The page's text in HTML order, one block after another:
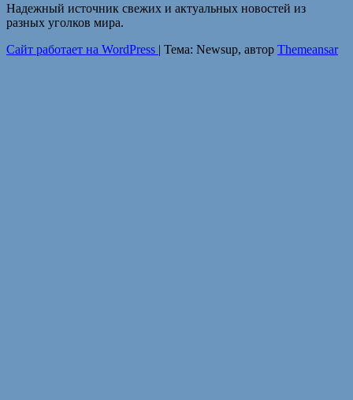
Надежный источник свежих и актуальных новостей из
разных уголков мира.
Сайт работает на WordPress | Тема: Newsup, автор Themeansar